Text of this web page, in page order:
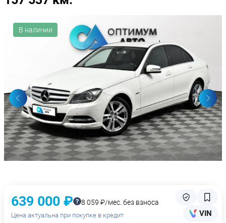
В наличии
639 000 ₽ 8 059 ₽/мес. без взноса
Цена актуальна при покупке в кредит VIN